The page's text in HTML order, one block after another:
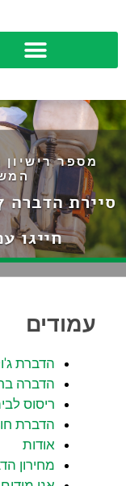
חייגו
עמודים
הדברת
הדברה
ריסוס
הדברת
אודות
מחירון